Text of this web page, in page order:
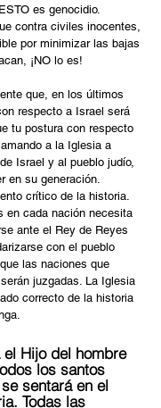
es genocidio.
contra civiles inocentes,
por minimizar las bajas
¡NO lo es!
que, en los últimos
respecto a Israel será
tu postura con respecto
a la Iglesia a
Israel y al pueblo judío,
en su generación.
crítico de la historia.
en cada nación necesita
ante el Rey de Reyes
con el pueblo
las naciones que
juzgadas. La Iglesia
correcto de la historia
el Hijo del hombre
los santos
sentará en el
Todas las